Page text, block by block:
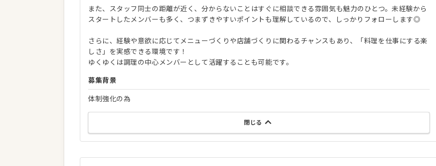
また、スタッフ同士の距離が近く、分からないことはすぐに相談できる雰囲気も魅力のひとつ。未経験から
スタートしたメンバーも多く、つまずきやすいポイントも理解しているので、しっかりフォローします◎
さらに、経験や意欲に応じてメニューづくりや店舗づくりに関わるチャンスもあり、「料理を仕事にする楽
しさ」を実感できる環境です！
ゆくゆくは調理の中心メンバーとして活躍することも可能です。
募集背景
体制強化の為
閉じる